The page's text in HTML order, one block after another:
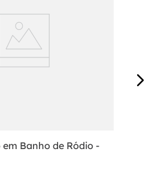
Banho de Ródio -